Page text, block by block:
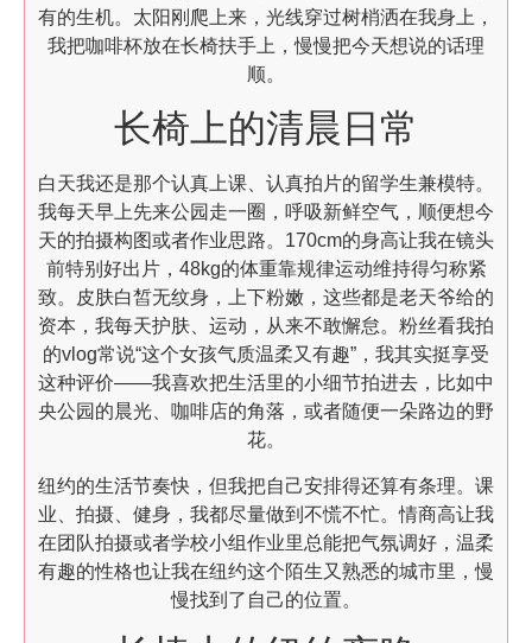
有的生机。太阳刚爬上来，光线穿过树梢洒在我身上，
我把咖啡杯放在长椅扶手上，慢慢把今天想说的话理
顺。
长椅上的清晨日常
白天我还是那个认真上课、认真拍片的留学生兼模特。
我每天早上先来公园走一圈，呼吸新鲜空气，顺便想今
天的拍摄构图或者作业思路。170cm的身高让我在镜头
前特别好出片，48kg的体重靠规律运动维持得匀称紧
致。皮肤白皙无纹身，上下粉嫩，这些都是老天爷给的
资本，我每天护肤、运动，从来不敢懈怠。粉丝看我拍
的vlog常说“这个女孩气质温柔又有趣”，我其实挺享受
这种评价——我喜欢把生活里的小细节拍进去，比如中
央公园的晨光、咖啡店的角落，或者随便一朵路边的野
花。
纽约的生活节奏快，但我把自己安排得还算有条理。课
业、拍摄、健身，我都尽量做到不慌不忙。情商高让我
在团队拍摄或者学校小组作业里总能把气氛调好，温柔
有趣的性格也让我在纽约这个陌生又熟悉的城市里，慢
慢找到了自己的位置。